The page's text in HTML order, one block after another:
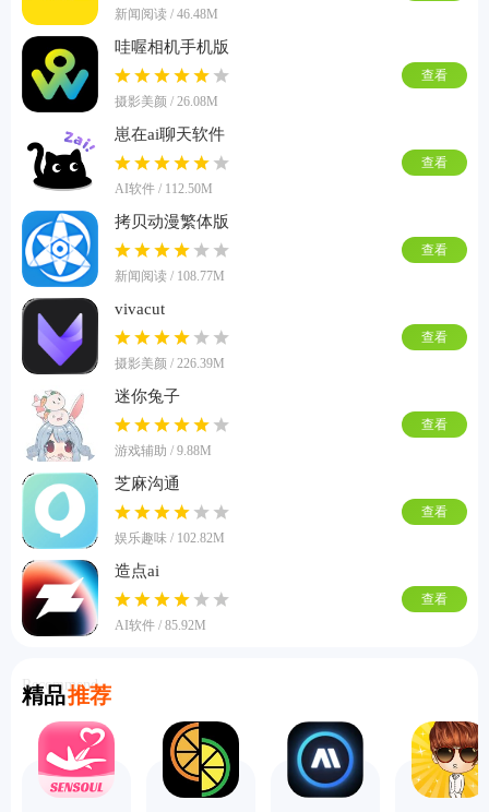
新闻阅读 / 46.48M
哇喔相机手机版
摄影美颜 / 26.08M
查看
崽在ai聊天软件
AI软件 / 112.50M
查看
拷贝动漫繁体版
新闻阅读 / 108.77M
查看
vivacut
摄影美颜 / 226.39M
查看
迷你兔子
游戏辅助 / 9.88M
查看
芝麻沟通
娱乐趣味 / 102.82M
查看
造点ai
AI软件 / 85.92M
查看
精品推荐
Recommend